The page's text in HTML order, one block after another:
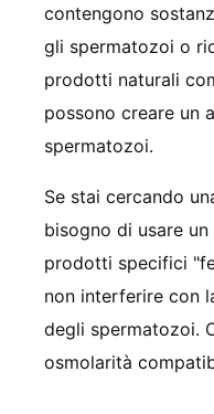
contengono
gli spermatozoi o
prodotti naturali
possono creare un
spermatozoi.
Se stai cercando
bisogno di usare
prodotti specifici
non interferire con
degli spermatozoi.
osmolarità